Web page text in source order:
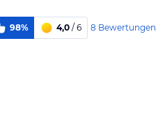
98% 4,0 / 6 8 Bewertungen